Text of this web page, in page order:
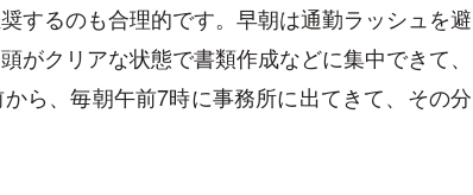
するのも合理的です。早朝は通勤ラッシュを避
がクリアな状態で書類作成などに集中できて、
ら、毎朝午前7時に事務所に出てきて、その分